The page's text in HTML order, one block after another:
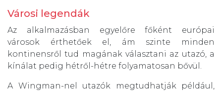
Városi legendák
Az alkalmazásban egyelőre főként európai
városok érthetőek el, ám szinte minden
kontinensről tud magának választani az utazó, a
kínálat pedig hétről-hétre folyamatosan bővül.
A Wingman-nel utazók megtudhatják például,